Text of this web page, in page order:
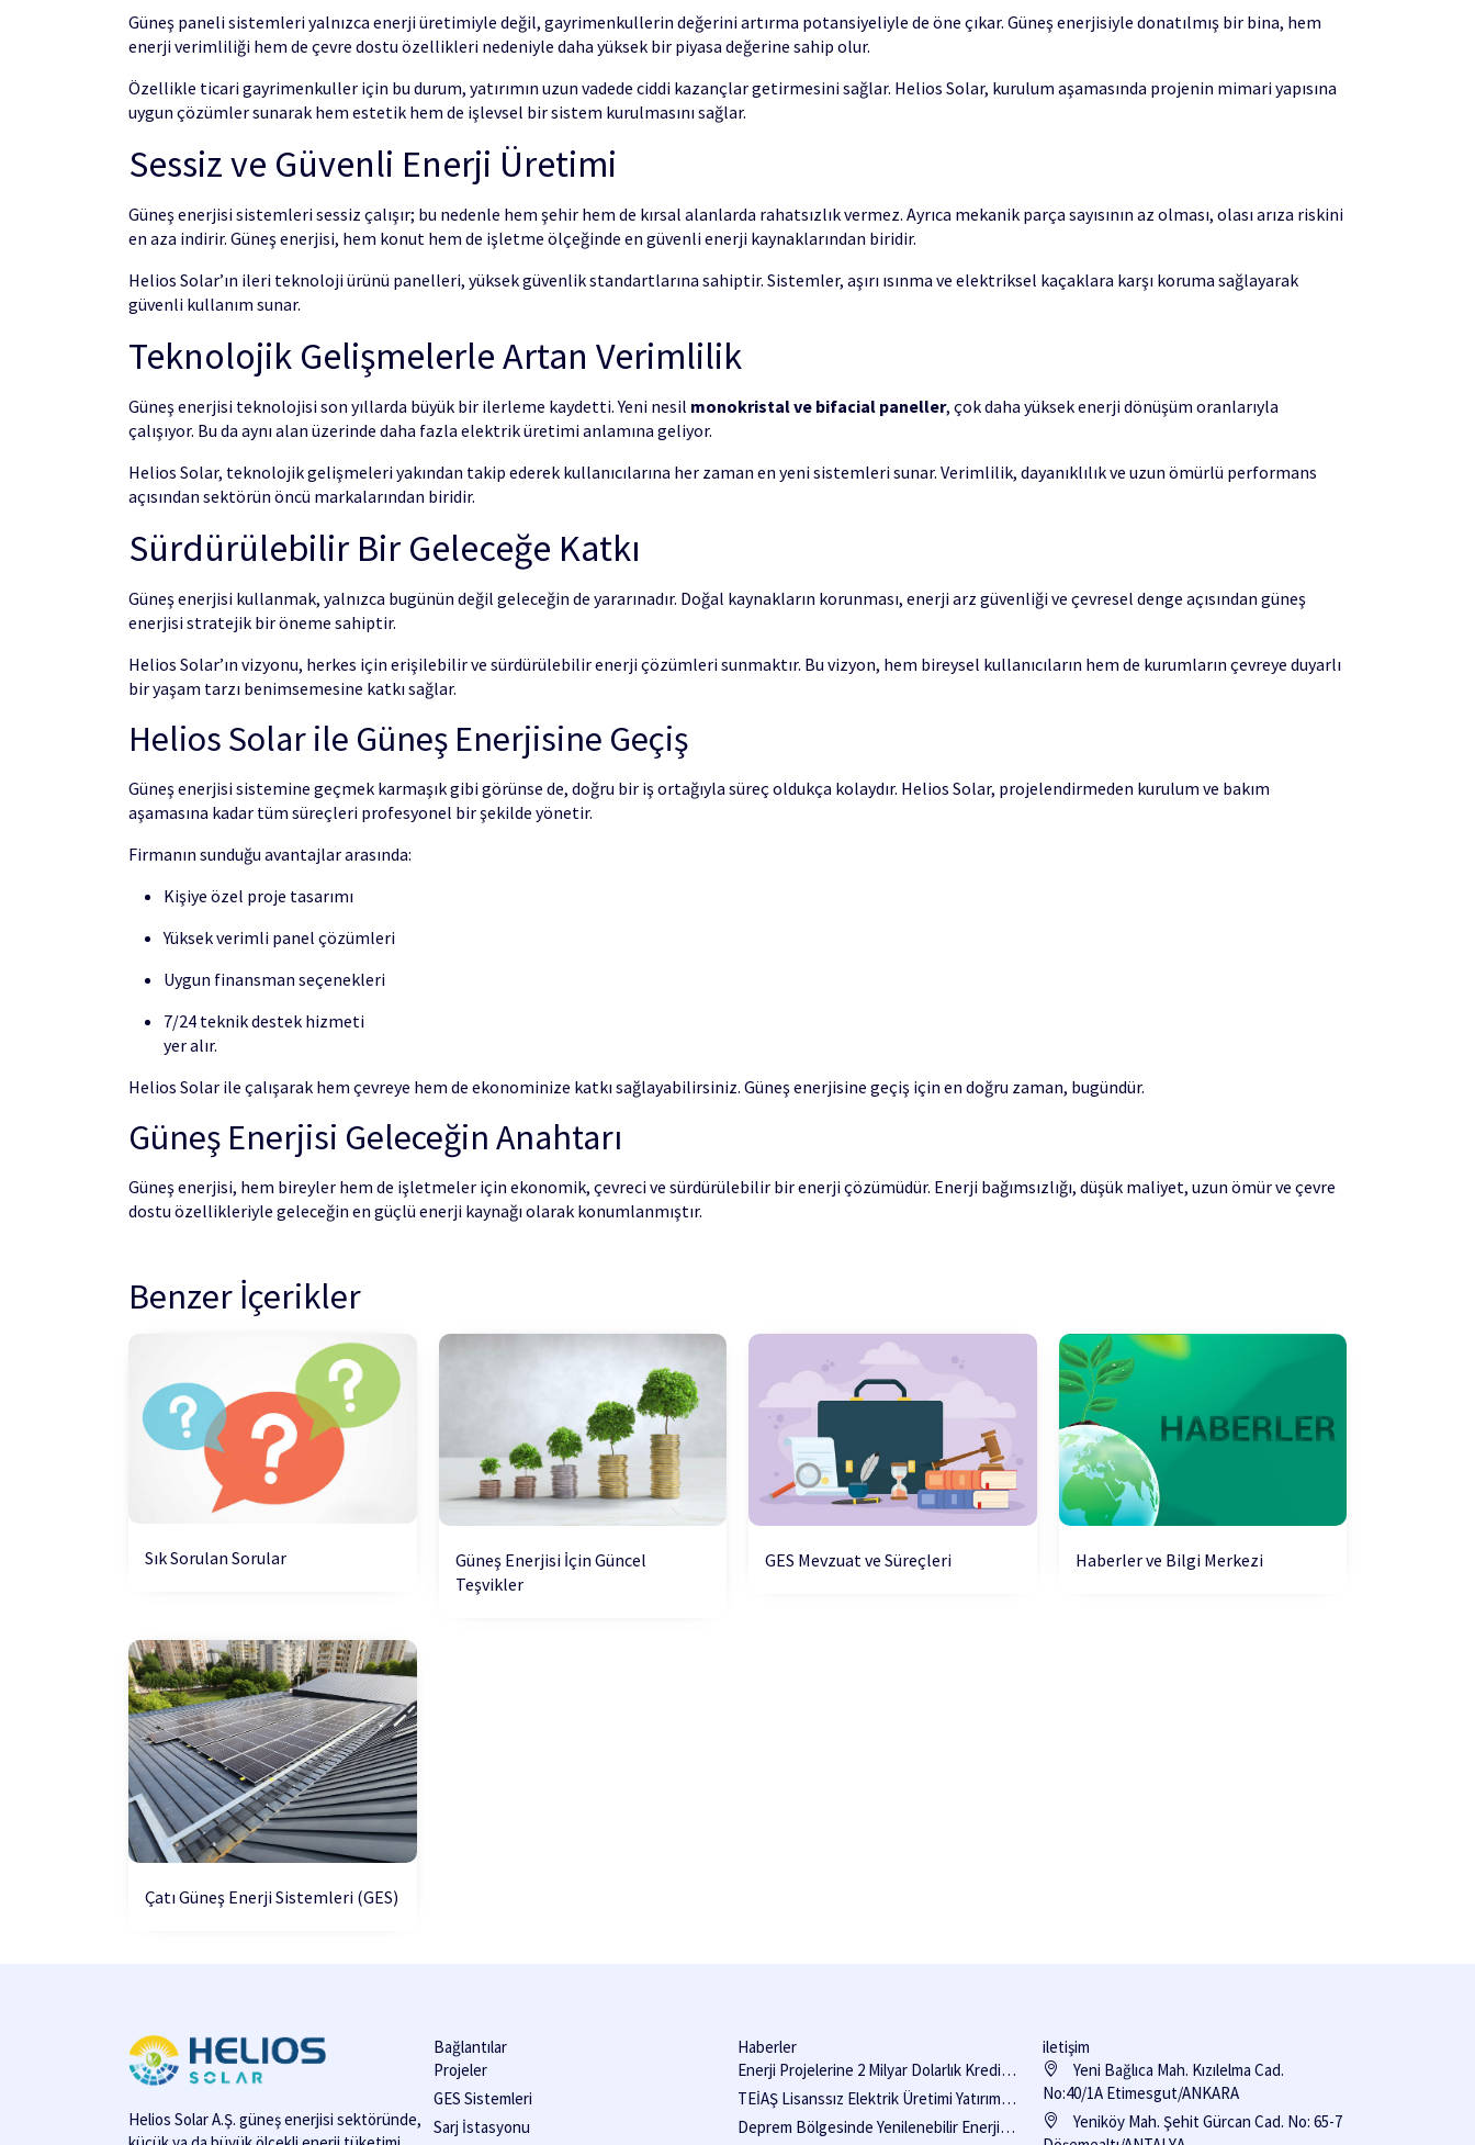
Güneş paneli sistemleri yalnızca enerji üretimiyle değil, gayrimenkullerin değerini artırma potansiyeliyle de öne çıkar. Güneş enerjisiyle donatılmış bir bina, hem
enerji verimliliği hem de çevre dostu özellikleri nedeniyle daha yüksek bir piyasa değerine sahip olur.
Özellikle ticari gayrimenkuller için bu durum, yatırımın uzun vadede ciddi kazançlar getirmesini sağlar. Helios Solar, kurulum aşamasında projenin mimari yapısına
uygun çözümler sunarak hem estetik hem de işlevsel bir sistem kurulmasını sağlar.
Sessiz ve Güvenli Enerji Üretimi
Güneş enerjisi sistemleri sessiz çalışır; bu nedenle hem şehir hem de kırsal alanlarda rahatsızlık vermez. Ayrıca mekanik parça sayısının az olması, olası arıza riskini
en aza indirir. Güneş enerjisi, hem konut hem de işletme ölçeğinde en güvenli enerji kaynaklarından biridir.
Helios Solar’ın ileri teknoloji ürünü panelleri, yüksek güvenlik standartlarına sahiptir. Sistemler, aşırı ısınma ve elektriksel kaçaklara karşı koruma sağlayarak
güvenli kullanım sunar.
Teknolojik Gelişmelerle Artan Verimlilik
Güneş enerjisi teknolojisi son yıllarda büyük bir ilerleme kaydetti. Yeni nesil monokristal ve bifacial paneller, çok daha yüksek enerji dönüşüm oranlarıyla
çalışıyor. Bu da aynı alan üzerinde daha fazla elektrik üretimi anlamına geliyor.
Helios Solar, teknolojik gelişmeleri yakından takip ederek kullanıcılarına her zaman en yeni sistemleri sunar. Verimlilik, dayanıklılık ve uzun ömürlü performans
açısından sektörün öncü markalarından biridir.
Sürdürülebilir Bir Geleceğe Katkı
Güneş enerjisi kullanmak, yalnızca bugünün değil geleceğin de yararınadır. Doğal kaynakların korunması, enerji arz güvenliği ve çevresel denge açısından güneş
enerjisi stratejik bir öneme sahiptir.
Helios Solar’ın vizyonu, herkes için erişilebilir ve sürdürülebilir enerji çözümleri sunmaktır. Bu vizyon, hem bireysel kullanıcıların hem de kurumların çevreye duyarlı
bir yaşam tarzı benimsemesine katkı sağlar.
Helios Solar ile Güneş Enerjisine Geçiş
Güneş enerjisi sistemine geçmek karmaşık gibi görünse de, doğru bir iş ortağıyla süreç oldukça kolaydır. Helios Solar, projelendirmeden kurulum ve bakım
aşamasına kadar tüm süreçleri profesyonel bir şekilde yönetir.
Firmanın sunduğu avantajlar arasında:
Kişiye özel proje tasarımı
Yüksek verimli panel çözümleri
Uygun finansman seçenekleri
7/24 teknik destek hizmeti
yer alır.
Helios Solar ile çalışarak hem çevreye hem de ekonominize katkı sağlayabilirsiniz. Güneş enerjisine geçiş için en doğru zaman, bugündür.
Güneş Enerjisi Geleceğin Anahtarı
Güneş enerjisi, hem bireyler hem de işletmeler için ekonomik, çevreci ve sürdürülebilir bir enerji çözümüdür. Enerji bağımsızlığı, düşük maliyet, uzun ömür ve çevre
dostu özellikleriyle geleceğin en güçlü enerji kaynağı olarak konumlanmıştır.
Benzer İçerikler
Sık Sorulan Sorular
Güneş Enerjisi İçin Güncel
Teşvikler
GES Mevzuat ve Süreçleri Haberler ve Bilgi Merkezi
Çatı Güneş Enerji Sistemleri (GES)
Helios Solar A.Ş. güneş enerjisi sektöründe,
Bağlantılar
Projeler
GES Sistemleri
Sarj İstasyonu
Haberler
Enerji Projelerine 2 Milyar Dolarlık Kredi
Sağlanacak!
TEİAŞ Lisanssız Elektrik Üretimi Yatırım
Başvuruları İçin 3.750 MW’lık Kapasite Hakkı
Deprem Bölgesinde Yenilenebilir Enerji
iletişim
Yeni Bağlıca Mah. Kızılelma Cad.
No:40/1A Etimesgut/ANKARA
Yeniköy Mah. Şehit Gürcan Cad. No: 65-7